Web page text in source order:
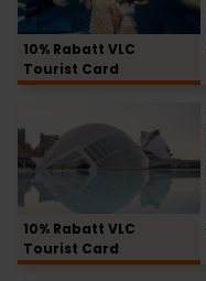
10% Rabatt VLC
Tourist Card
of
Illusions
Valencia
10% Rabatt VLC
Tourist Card
für
das
Oceanogràfic
und
das
Hemisfèric